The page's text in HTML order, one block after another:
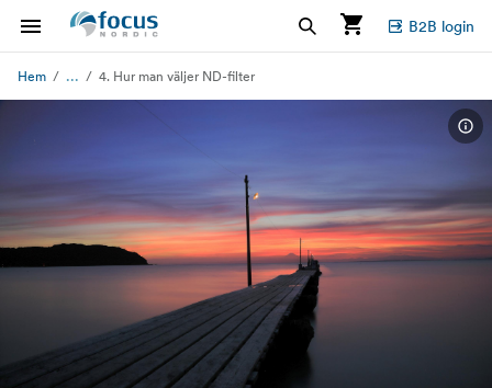
B2B login
Hem ... 4. Hur man väljer ND-filter